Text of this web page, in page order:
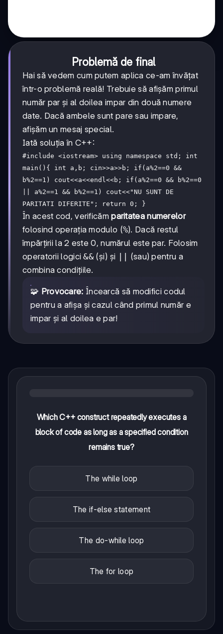
Problemă de final
Hai să vedem cum putem aplica ce-am învățat
într-o problemă reală! Trebuie să afișăm primul
număr par și al doilea impar din două numere
date. Dacă ambele sunt pare sau impare,
afișăm un mesaj special.
Iată soluția în C++:
#include <iostream> using namespace std; int
main(){ int a,b; cin>>a>>b; if(a%2==0 &&
b%2==1) cout<<a<<endl<<b; if(a%2==0 && b%2==0
|| a%2==1 && b%2==1) cout<<"NU SUNT DE
PARITATI DIFERITE"; return 0; }
În acest cod, verificămparitatea numerelor
folosind operația modulo (%). Dacă restul
împărțirii la 2 este 0, numărul este par. Folosim
operatorii logici&& (și) și || (sau) pentru a
combina condițiile.
🧩 Provocare: Încearcă să modifici codul
pentru a afișa și cazul când primul număr e
impar și al doilea e par!
Which C++ construct repeatedly executes a
block of code as long as a specified condition
remains true?
The while loop
The if-else statement
The do-while loop
The for loop